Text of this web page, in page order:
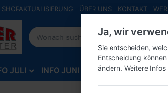
SHOPAKTUALISIERUNG ÜBER UNS KONTAKT
JULI INFO JUNI INFO MAI NEU
Ja, wir
Sie entscheiden,
Entscheidung
ändern. Weitere Infos